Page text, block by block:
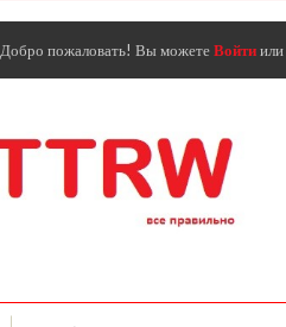
Добро пожаловать! Вы можетеВойтиили